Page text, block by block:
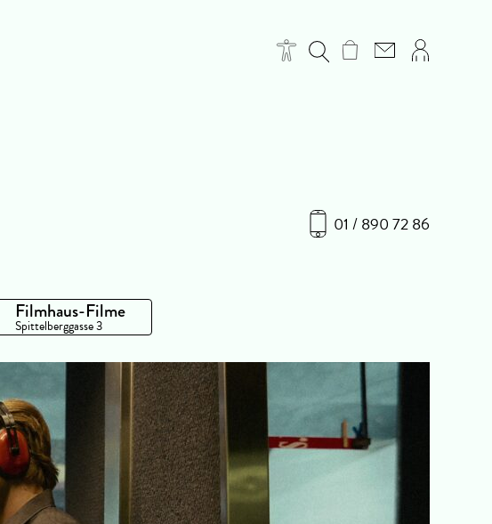
01 / 890 72 86
Filmhaus-Filme
Spittelberggasse 3